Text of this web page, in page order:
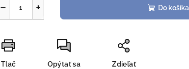
+
− Do košíka
Tlač Opýtať sa Zdieľať